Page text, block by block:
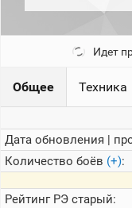
игроков
последние
сессии)
Топ
1000
Кланы
Идет
Общее Техника
Дата обновления |
Количество боёв (+):
РейтингРЭ старый: